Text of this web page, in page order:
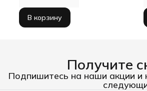
В корзину
Получите
Подпишитесь на наши акции и